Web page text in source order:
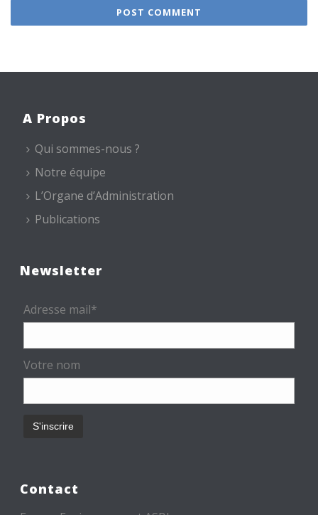
A Propos
Qui sommes-nous ?
Notre équipe
L’Organe d’Administration
Publications
Newsletter
Adresse mail*
Votre nom
Contact